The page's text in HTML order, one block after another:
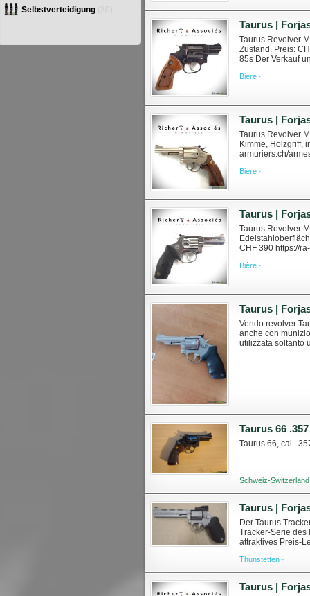
Taurus |
Taurus Revolver
Zustand. Preis:
85s Der Verkauf
Bière ·
Taurus |
Taurus Revolver
Kimme, Holzgriff,
armuriers.ch/
Bière ·
Taurus |
Taurus Revolver
CHF 390 https://
Bière ·
Vendo revolver
anche con
utilizzata soltanto
Taurus 66
Taurus 66, cal.
Schweiz-
Der Taurus
Tracker-Serie des
attraktives Preis-
Thunstetten ·
Taurus |
Selbstverteidigung